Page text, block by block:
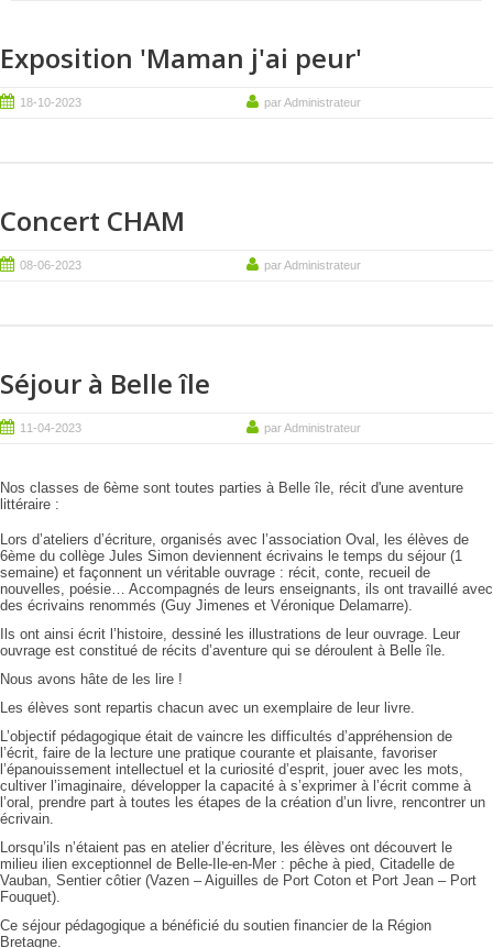
Exposition 'Maman j'ai peur'
18-10-2023 par Administrateur
Concert CHAM
08-06-2023 par Administrateur
Séjour à Belle île
11-04-2023 par Administrateur
Nos classes de 6ème sont toutes parties à Belle île, récit d'une aventure
littéraire :
Lors d’ateliers d’écriture, organisés avec l’association Oval, les élèves de
6ème du collège Jules Simon deviennent écrivains le temps du séjour (1
semaine) et façonnent un véritable ouvrage : récit, conte, recueil de
nouvelles, poésie… Accompagnés de leurs enseignants, ils ont travaillé avec
des écrivains renommés (Guy Jimenes et Véronique Delamarre).
Ils ont ainsi écrit l’histoire, dessiné les illustrations de leur ouvrage. Leur
ouvrage est constitué de récits d’aventure qui se déroulent à Belle île.
Nous avons hâte de les lire !
Les élèves sont repartis chacun avec un exemplaire de leur livre.
L’objectif pédagogique était de vaincre les difficultés d’appréhension de
l’écrit, faire de la lecture une pratique courante et plaisante, favoriser
l’épanouissement intellectuel et la curiosité d’esprit, jouer avec les mots,
cultiver l’imaginaire, développer la capacité à s’exprimer à l’écrit comme à
l’oral, prendre part à toutes les étapes de la création d’un livre, rencontrer un
écrivain.
Lorsqu’ils n’étaient pas en atelier d’écriture, les élèves ont découvert le
milieu ilien exceptionnel de Belle-Ile-en-Mer : pêche à pied, Citadelle de
Vauban, Sentier côtier (Vazen – Aiguilles de Port Coton et Port Jean – Port
Fouquet).
Ce séjour pédagogique a bénéficié du soutien financier de la Région
Bretagne.